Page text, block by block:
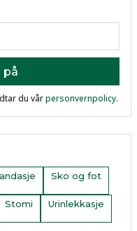
du vårpersonvernpolicy.
Sko og fot
Stomi Urinlekkasje